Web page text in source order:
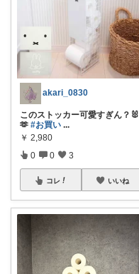
akari_0830
このストッカー可愛すぎん？🐰
🫶 #お買い ...
￥ 2,980
0 0 3
コレ いいね